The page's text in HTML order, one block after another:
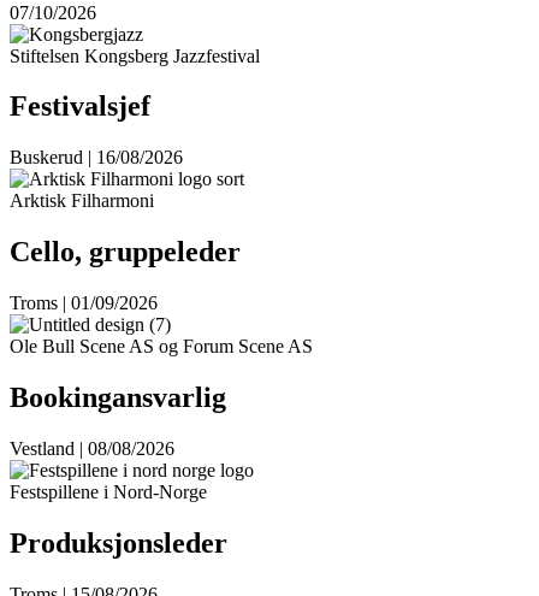
07/10/2026
Stiftelsen Kongsberg Jazzfestival
Festivalsjef
Buskerud | 16/08/2026
Arktisk Filharmoni
Cello, gruppeleder
Troms | 01/09/2026
Ole Bull Scene AS og Forum Scene AS
Bookingansvarlig
Vestland | 08/08/2026
Festspillene i Nord-Norge
Produksjonsleder